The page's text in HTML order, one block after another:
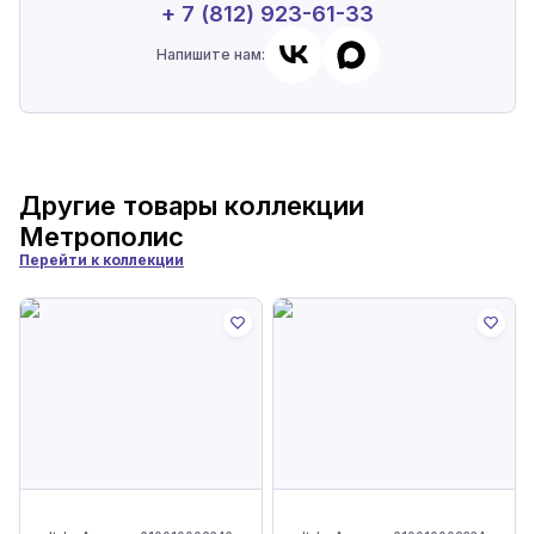
+ 7 (812) 923-61-33
Напишите нам:
Другие товары коллекции
Метрополис
Перейти к коллекции